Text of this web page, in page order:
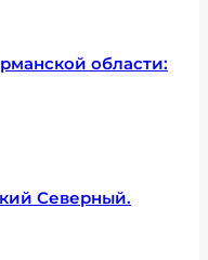
области:
Северный.